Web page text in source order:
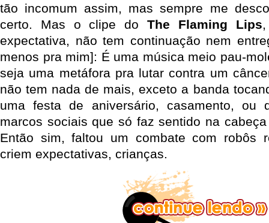
tão incomum assim, mas sempre me
certo. Mas o clipe do The Flaming Lips
expectativa, não tem continuação nem
menos pra mim]: É uma música meio pau-
seja uma metáfora pra lutar contra um
não tem nada de mais, exceto a banda
uma festa de aniversário, casamento, ou
marcos sociais que só faz sentido na
Então sim, faltou um combate com robôs
criem expectativas, crianças.